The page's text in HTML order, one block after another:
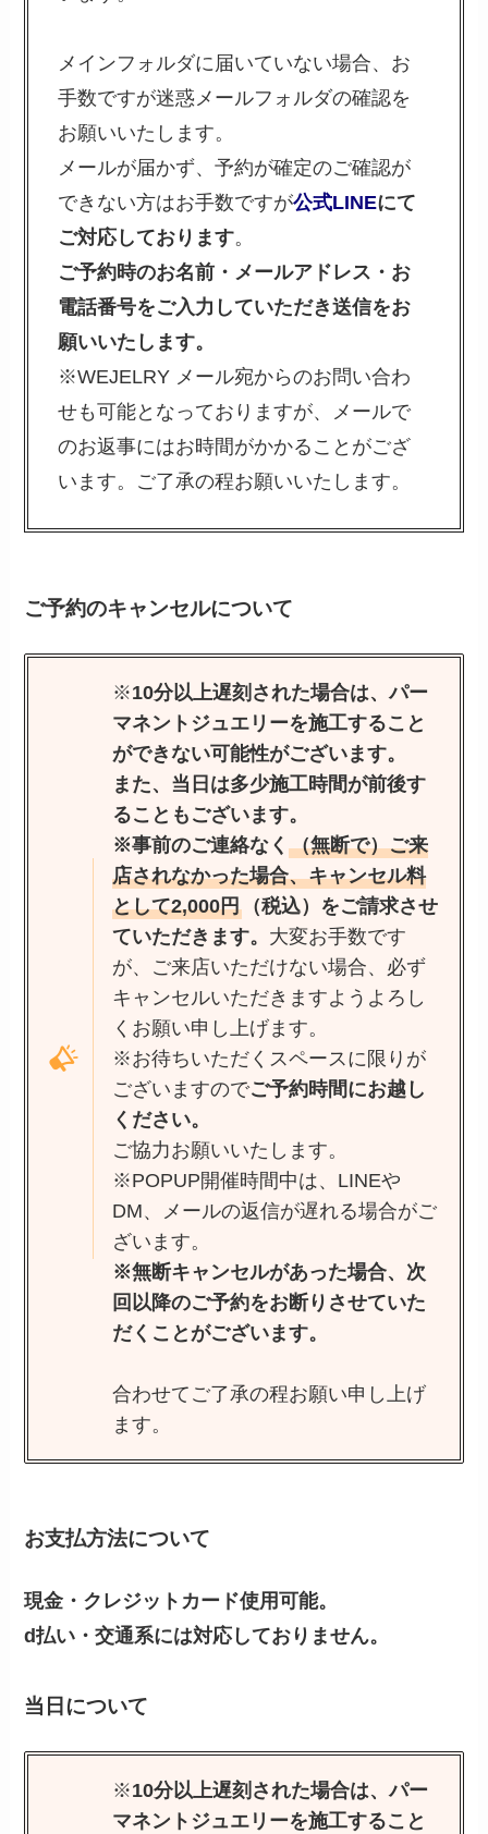
メインフォルダに届いていない場合、お
手数ですが迷惑メールフォルダの確認を
お願いいたします。
メールが届かず、予約が確定のご確認が
できない方はお手数ですが公式LINEにて
ご対応しております。
ご予約時のお名前・メールアドレス・お
電話番号をご入力していただき送信をお
願いいたします。
※WEJELRY メール宛からのお問い合わ
せも可能となっておりますが、メールで
のお返事にはお時間がかかることがござ
います。ご了承の程お願いいたします。
ご予約のキャンセルについて
※10分以上遅刻された場合は、パー
マネントジュエリーを施工すること
ができない可能性がございます。
また、当日は多少施工時間が前後す
ることもございます。
※事前のご連絡なく （無断で）ご来
店されなかった場合、キャンセル料
として2,000円（税込）をご請求させ
ていただきます。 大変お手数です
が、ご来店いただけない場合、必ず
キャンセルいただきますようよろし
くお願い申し上げます。
※お待ちいただくスペースに限りが
ございますのでご予約時間にお越し
ください。
ご協力お願いいたします。
※POPUP開催時間中は、LINEや
DM、メールの返信が遅れる場合がご
ざいます。
※無断キャンセルがあった場合、次
回以降のご予約をお断りさせていた
だくことがございます。
合わせてご了承の程お願い申し上げ
ます。
お支払方法について
現金・クレジットカード使用可能。
d払い・交通系には対応しておりません。
当日について
※10分以上遅刻された場合は、パー
マネントジュエリーを施工すること